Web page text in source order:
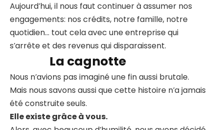
Aujourd’hui, il nous faut continuer à assumer nos
engagements: nos crédits, notre famille, notre
quotidien… tout cela avec une entreprise qui
s’arrête et des revenus qui disparaissent.
La cagnotte
Nous n’avions pas imaginé une fin aussi brutale.
Mais nous savons aussi que cette histoire n’a jamais
été construite seuls.
Elle existe grâce à vous.